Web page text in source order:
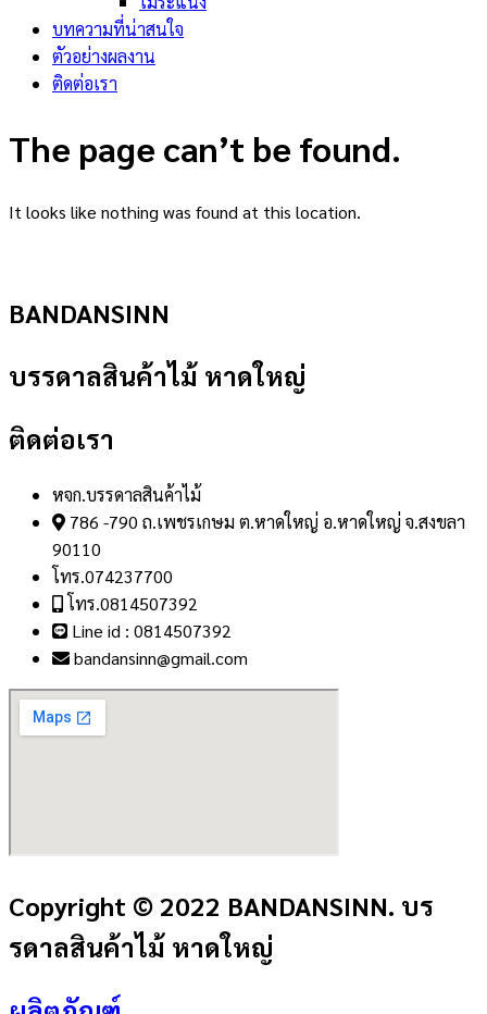
บทความที่น่าสนใจ
ตัวอย่างผลงาน
ติดต่อเรา
The page can’t be found.
It looks like nothing was found at this location.
BANDANSINN
บรรดาลสินค้าไม้ หาดใหญ่
ติดต่อเรา
หจก.บรรดาลสินค้าไม้
786 -790 ถ.เพชรเกษม ต.หาดใหญ่ อ.หาดใหญ่ จ.สงขลา
90110
โทร.074237700
โทร.0814507392
Line id : 0814507392
bandansinn@gmail.com
Copyright © 2022 BANDANSINN. บร
รดาลสินค้าไม้ หาดใหญ่